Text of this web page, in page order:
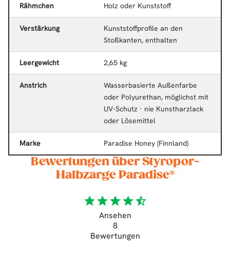
Rähmchen
Holz oder Kunststoff
Verstärkung
Kunststoffprofile an den
Stoßkanten, enthalten
Leergewicht 2,65 kg
Anstrich
Wasserbasierte Außenfarbe
oder Polyurethan, möglichst mit
UV-Schutz · nie Kunstharzlack
oder Lösemittel
Marke Paradise Honey (Finnland)
Bewertungen über Styropor-
Halbzarge Paradise®
starstarstarstarstar_half
Ansehen
8
Bewertungen